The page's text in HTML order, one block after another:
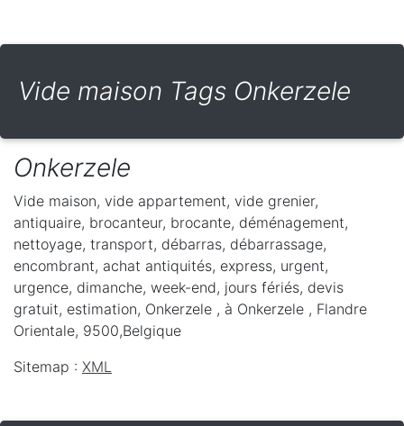
Vide maison Tags Onkerzele
Onkerzele
Vide maison, vide appartement, vide grenier,
antiquaire, brocanteur, brocante, déménagement,
nettoyage, transport, débarras, débarrassage,
encombrant, achat antiquités, express, urgent,
urgence, dimanche, week-end, jours fériés, devis
gratuit, estimation, Onkerzele , à Onkerzele , Flandre
Orientale, 9500,Belgique
Sitemap : XML